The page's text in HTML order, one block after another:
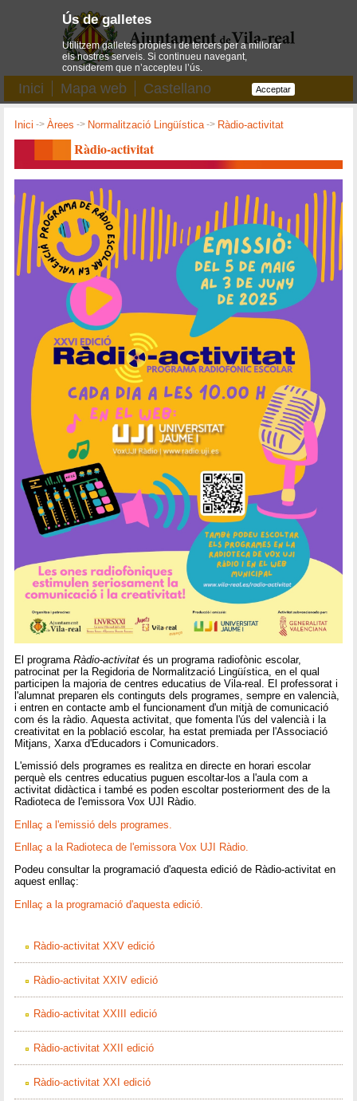
Inici Mapa web Castellano
Inici ->Àrees -> Normalització Lingüística-> Ràdio-activitat
Ràdio-activitat
El programaRàdio-activitat és un programa radiofònic escolar,
patrocinat per la Regidoria de Normalització Lingüística, en el qual
participen la majoria de centres educatius de Vila-real. El professorat i
l'alumnat preparen els continguts dels programes, sempre en valencià,
i entren en contacte amb el funcionament d'un mitjà de comunicació
com és la ràdio. Aquesta activitat, que fomenta l'ús del valencià i la
creativitat en la població escolar, ha estat premiada per l'Associació
Mitjans, Xarxa d'Educadors i Comunicadors.
L'emissió dels programes es realitza en directe en horari escolar
perquè els centres educatius puguen escoltar-los a l'aula com a
activitat didàctica i també es poden escoltar posteriorment des de la
Radioteca de l'emissora Vox UJI Ràdio.
Enllaç a l'emissió dels programes.
Enllaç a la Radioteca de l'emissora Vox UJI Ràdio.
Podeu consultar la programació d'aquesta edició de Ràdio-activitat en
aquest enllaç:
Enllaç a la programació d'aquesta edició.
Ràdio-activitat XXV edició
Ràdio-activitat XXIV edició
Ràdio-activitat XXIII edició
Ràdio-activitat XXII edició
Ràdio-activitat XXI edició
Ús de galletes
Utilitzem galletes pròpies i de tercers per a millorar
els nostres serveis. Si continueu navegant,
considerem que n’accepteu l’ús.
Acceptar